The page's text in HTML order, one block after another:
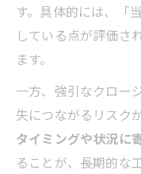
す。具体的には、「
している点が評価さ
ます。
一方、強引なクロー
失につながるリスク
タイミングや状況に
ることが、長期的な